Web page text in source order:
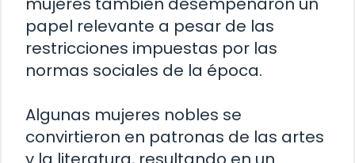
papel relevante a pesar de las
restricciones impuestas por las
normas sociales de la época.
Algunas mujeres nobles se
convirtieron en patronas de las artes